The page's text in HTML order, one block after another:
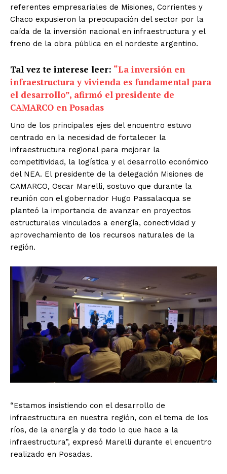
referentes empresariales de Misiones, Corrientes y
Chaco expusieron la preocupación del sector por la
caída de la inversión nacional en infraestructura y el
freno de la obra pública en el nordeste argentino.
Tal vez te interese leer: “La inversión en
infraestructura y vivienda es fundamental para
el desarrollo”, afirmó el presidente de
CAMARCO en Posadas
Uno de los principales ejes del encuentro estuvo
centrado en la necesidad de fortalecer la
infraestructura regional para mejorar la
competitividad, la logística y el desarrollo económico
del NEA. El presidente de la delegación Misiones de
CAMARCO, Oscar Marelli, sostuvo que durante la
reunión con el gobernador Hugo Passalacqua se
planteó la importancia de avanzar en proyectos
estructurales vinculados a energía, conectividad y
aprovechamiento de los recursos naturales de la
región.
“Estamos insistiendo con el desarrollo de
infraestructura en nuestra región, con el tema de los
ríos, de la energía y de todo lo que hace a la
infraestructura”, expresó Marelli durante el encuentro
realizado en Posadas.